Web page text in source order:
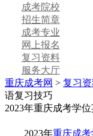
成考院校
招生简章
成考专业
网上报名
复习资料
服务大厅
重庆成考网 > 复习
语复习技巧
2023年重庆成考学
2023年重庆成